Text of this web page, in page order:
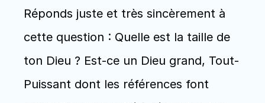
Réponds juste et très sincèrement à
cette question : Quelle est la taille de
ton Dieu ? Est-ce un Dieu grand, Tout-
Puissant dont les références font